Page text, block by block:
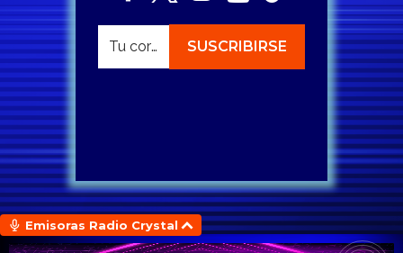
Emisoras Radio Crystal